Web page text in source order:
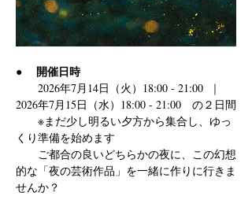
● 開催日時
2026年7月14日（火）18:00 - 21:00  ｜
2026年7月15日（水）18:00 - 21:00　の２日間
※まだ少し明るい夕方から集合し、ゆっ
くり準備を始めます
ご都合の良いどちらかの夜に、この幻想
的な「夜の芸術作品」を一緒に作りに行きま
せんか？